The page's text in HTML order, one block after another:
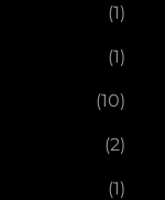
(1)
(1)
(10)
(2)
(1)